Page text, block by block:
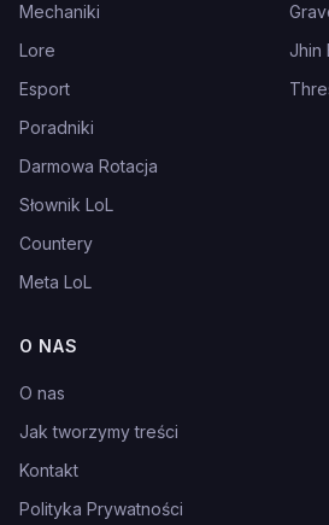
Mechaniki
Lore
Esport
Poradniki
Darmowa Rotacja
Słownik LoL
Countery
Meta LoL
Jhin
O NAS
O nas
Jak tworzymy treści
Kontakt
Polityka Prywatności